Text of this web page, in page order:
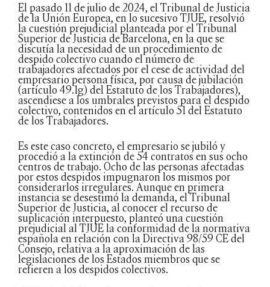
El pasado 11 de julio de 2024, el Tribunal de Justicia
de la Unión Europea, en lo sucesivo TJUE, resolvió
la cuestión prejudicial planteada por el Tribunal
Superior de Justicia de Barcelona, en la que se
discutía la necesidad de un procedimiento de
despido colectivo cuando el número de
trabajadores afectados por el cese de actividad del
empresario persona física, por causa de jubilación
(artículo 49.1g) del Estatuto de los Trabajadores),
ascendiese a los umbrales previstos para el despido
colectivo, contenidos en el artículo 51 del Estatuto
de los Trabajadores.
Es este caso concreto, el empresario se jubiló y
procedió a la extinción de 54 contratos en sus ocho
centros de trabajo. Ocho de las personas afectadas
por estos despidos impugnaron los mismos por
considerarlos irregulares. Aunque en primera
instancia se desestimó la demanda, el Tribunal
Superior de Justicia, al conocer el recurso de
suplicación interpuesto, planteó una cuestión
prejudicial al TJUE la conformidad de la normativa
española en relación con la Directiva 98/59 CE del
Consejo, relativa a la aproximación de las
legislaciones de los Estados miembros que se
refieren a los despidos colectivos.